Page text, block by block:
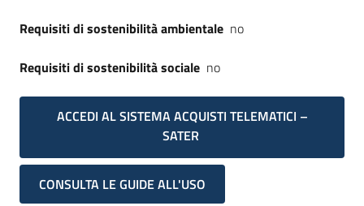
Requisiti di sostenibilità ambientale no
Requisiti di sostenibilità sociale no
ACCEDI AL SISTEMA ACQUISTI TELEMATICI –
SATER
CONSULTA LE GUIDE ALL'USO